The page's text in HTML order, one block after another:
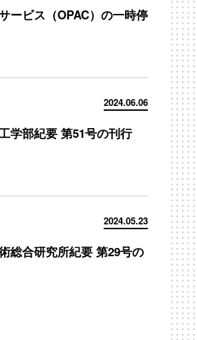
ービス（OPAC）の一時停
2024.06.06
学部紀要 第51号の刊行
2024.05.23
総合研究所紀要 第29号の